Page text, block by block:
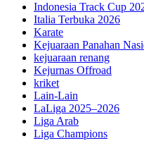
Indonesia Track Cup
Italia Terbuka 2026
Karate
Kejuaraan Panahan
kejuaraan renang
Kejurnas Offroad
kriket
Lain-Lain
LaLiga 2025–2026
Liga Arab
Liga Champions